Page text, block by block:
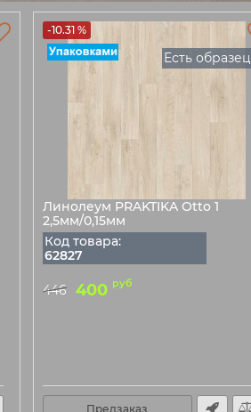
-10.31 %
Есть образец
Линолеум PRAKTIKA Otto 1
2,5мм/0,15мм
Код товара:
62827
446 400 руб
Предзаказ